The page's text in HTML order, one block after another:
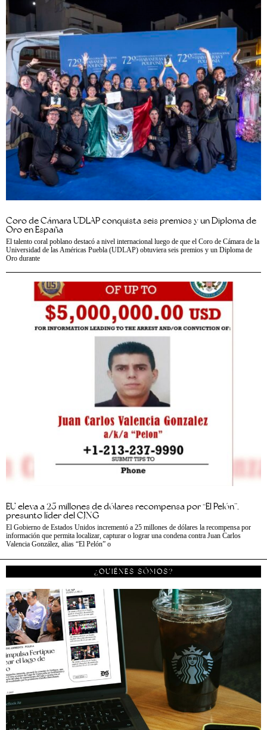
Coro de Cámara UDLAP conquista seis premios y un Diploma de
Oro en España
El talento coral poblano destacó a nivel internacional luego de que el Coro de Cámara de la
Universidad de las Américas Puebla (UDLAP) obtuviera seis premios y un Diploma de
Oro durante
EU eleva a 25 millones de dólares recompensa por “El Pelón”,
presunto líder del CJNG
El Gobierno de Estados Unidos incrementó a 25 millones de dólares la recompensa por
información que permita localizar, capturar o lograr una condena contra Juan Carlos
Valencia González, alias “El Pelón” o
¿QUIÉNES SÓMOS?